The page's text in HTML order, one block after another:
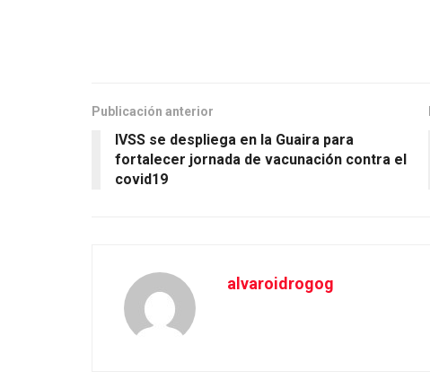
Publicación anterior
IVSS se despliega en la Guaira para
fortalecer jornada de vacunación contra el
covid19
alvaroidrogog